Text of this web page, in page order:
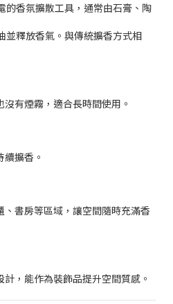
的香氛擴散工具，通常由石膏、陶
並釋放香氣。與傳統擴香方式相
有煙霧，適合長時間使用。
擴香。
、書房等區域，讓空間隨時充滿香
，能作為裝飾品提升空間質感。